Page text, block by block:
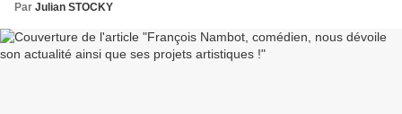
Par Julian STOCKY